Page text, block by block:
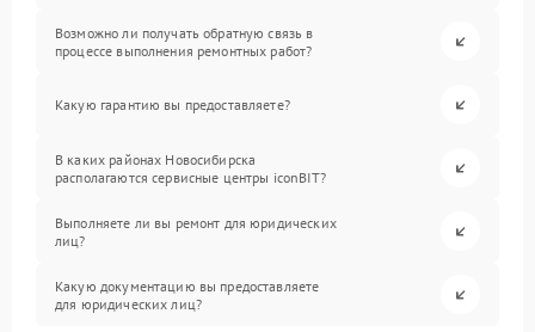
Возможно ли получать обратную связь в
процессе выполнения ремонтных работ?
Какую гарантию вы предоставляете?
В каких районах Новосибирска
располагаются сервисные центры iconBIT?
Выполняете ли вы ремонт для юридических
лиц?
Какую документацию вы предоставляете
для юридических лиц?